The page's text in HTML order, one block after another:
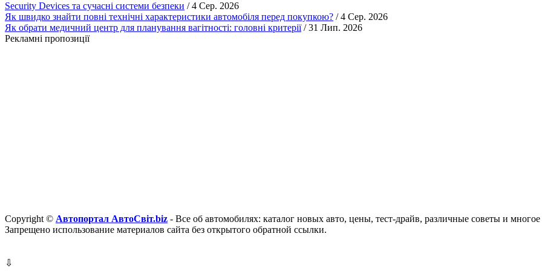
Security Devices та сучасні системи безпеки / 4 Сер. 2026
Як швидко знайти повні технічні характеристики автомобіля перед покупкою? / 4 Сер. 2026
Як обрати медичний центр для планування вагітності: головні критерії/ 31 Лип. 2026
Рекламні пропозиції
Copyright © Автопортал АвтоСвіт.biz - Все об автомобилях: каталог новых авто, цены, тест-драйв, различные советы и многое
Запрещено использование материалов сайта без открытого обратной ссылки.
⇩